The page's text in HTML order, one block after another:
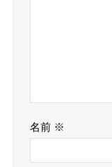
名前 ※